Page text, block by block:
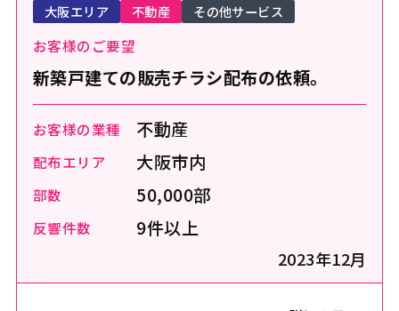
お客様のご要望
新築戸建ての販売チラシ配布の依頼。
お客様の業種 不動産
配布エリア 大阪市内
部数 50,000部
反響件数 9件以上
2023年12月
大阪エリア 不動産 その他サービス